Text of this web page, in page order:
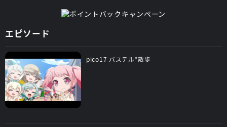
エピソード
pico17 パステル*散歩